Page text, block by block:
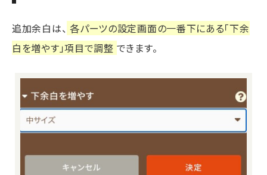
追加余白は、 各パーツの設定画面の一番下にある「下余
白を増やす」項目で調整 できます。